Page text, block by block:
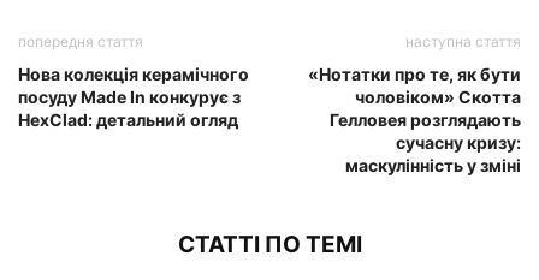
попередня стаття
Нова колекція керамічного
посуду Made In конкурує з
HexClad: детальний огляд
наступна стаття
«Нотатки про те, як бути
чоловіком» Скотта
Гелловея розглядають
сучасну кризу:
маскулінність у зміні
СТАТТІ ПО ТЕМІ